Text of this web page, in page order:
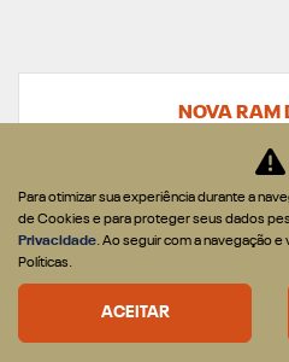
NOVA RAM
DAKOTA WARLOCK
Para otimizar sua experiência durante a
de Cookies e para proteger seus dados
Privacidade. Ao seguir com a navegação
Políticas.
ACEITAR